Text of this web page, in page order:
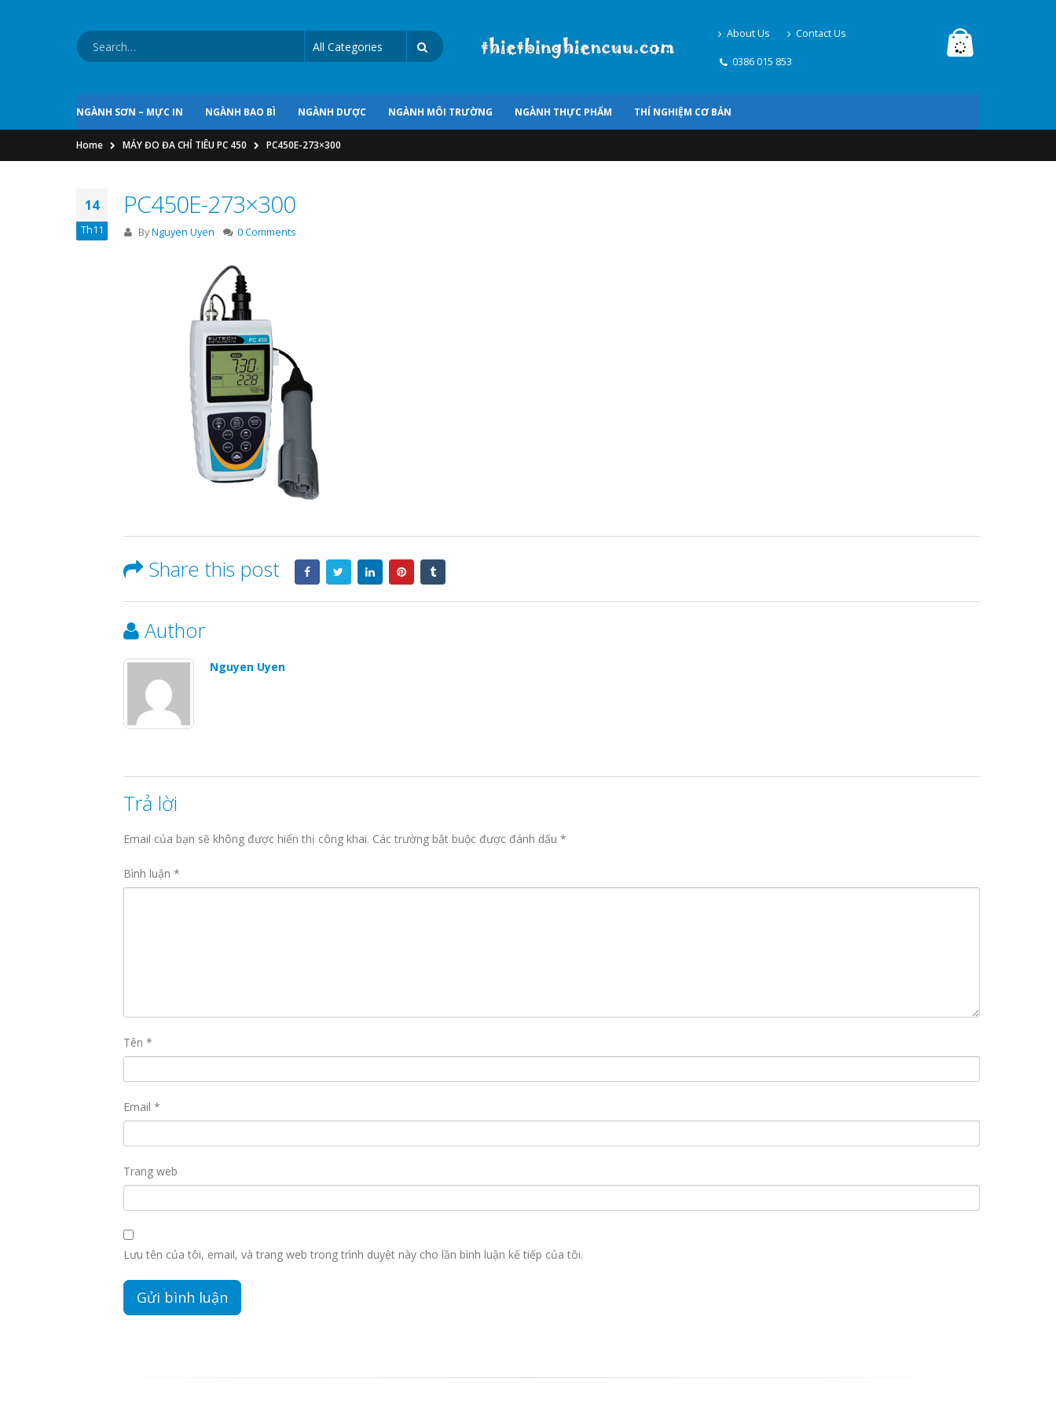
About Us Contact Us
0386 015 853
NGÀNH SƠN – MỰC IN NGÀNH BAO BÌ NGÀNH DƯỢC NGÀNH MÔI TRƯỜNG NGÀNH THỰC PHẨM THÍ NGHIỆM CƠ BẢN
Home MÁY ĐO ĐA CHỈ TIÊU PC 450 PC450E-273×300
14
Th11
PC450E-273×300
ByNguyen Uyen 0 Comments
Share this post
Author
Nguyen Uyen
Trả lời
Email của bạn sẽ không được hiển thị công khai. Các trường bắt buộc được đánh dấu *
Bình luận *
Tên *
Email *
Trang web
Lưu tên của tôi, email, và trang web trong trình duyệt này cho lần bình luận kế tiếp của tôi.